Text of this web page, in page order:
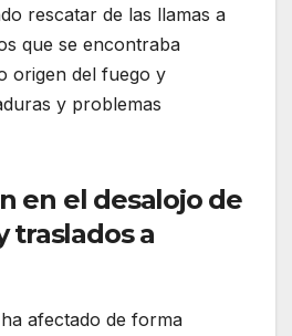
rescatar de las llamas a
que se encontraba
origen del fuego y
y problemas
en el desalojo de
traslados a
afectado de forma